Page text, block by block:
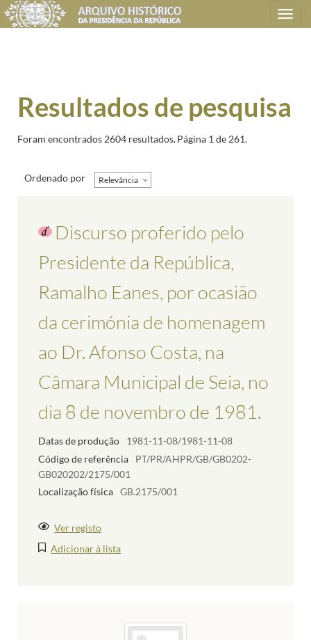
Toggle
navigation
Resultados de pesquisa
Foram encontrados 2604 resultados.Página 1 de 261.
Ordenado por Relevância
Discurso proferido pelo
Presidente da República,
Ramalho Eanes, por ocasião
da cerimónia de homenagem
ao Dr. Afonso Costa, na
Câmara Municipal de Seia, no
dia 8 de novembro de 1981.
Datas de produção
1981-11-08/1981-11-08
Código de referência
PT/PR/AHPR/GB/GB0202-
GB020202/2175/001
Localização física GB.2175/001
Ver registo
Adicionar à lista